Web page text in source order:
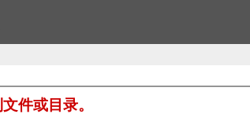
件或目录。